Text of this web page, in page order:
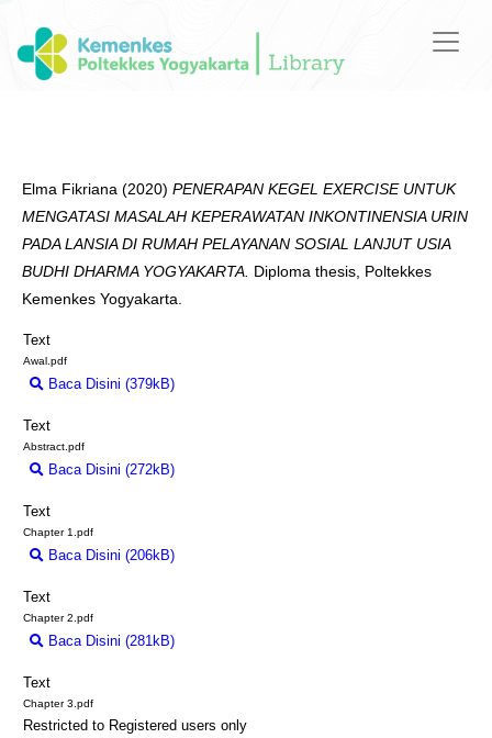
Elma Fikriana (2020) PENERAPAN KEGEL EXERCISE UNTUK
MENGATASI MASALAH KEPERAWATAN INKONTINENSIA URIN
PADA LANSIA DI RUMAH PELAYANAN SOSIAL LANJUT USIA
BUDHI DHARMA YOGYAKARTA. Diploma thesis, Poltekkes
Kemenkes Yogyakarta.
Text
Awal.pdf
Baca Disini (379kB)
Text
Abstract.pdf
Baca Disini (272kB)
Text
Chapter 1.pdf
Baca Disini (206kB)
Text
Chapter 2.pdf
Baca Disini (281kB)
Text
Chapter 3.pdf
Restricted to Registered users only